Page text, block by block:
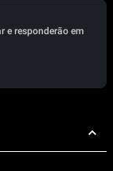
e responderão em